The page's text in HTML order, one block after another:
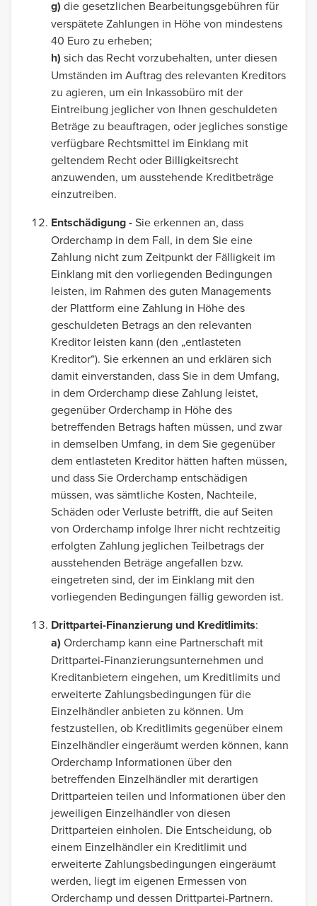
g) die gesetzlichen Bearbeitungsgebühren für
verspätete Zahlungen in Höhe von mindestens
40 Euro zu erheben;
h) sich das Recht vorzubehalten, unter diesen
Umständen im Auftrag des relevanten Kreditors
zu agieren, um ein Inkassobüro mit der
Eintreibung jeglicher von Ihnen geschuldeten
Beträge zu beauftragen, oder jegliches sonstige
verfügbare Rechtsmittel im Einklang mit
geltendem Recht oder Billigkeitsrecht
anzuwenden, um ausstehende Kreditbeträge
einzutreiben.
Entschädigung -Sie erkennen an, dass
Orderchamp in dem Fall, in dem Sie eine
Zahlung nicht zum Zeitpunkt der Fälligkeit im
Einklang mit den vorliegenden Bedingungen
leisten, im Rahmen des guten Managements
der Plattform eine Zahlung in Höhe des
geschuldeten Betrags an den relevanten
Kreditor leisten kann (den „entlasteten
Kreditor“). Sie erkennen an und erklären sich
damit einverstanden, dass Sie in dem Umfang,
in dem Orderchamp diese Zahlung leistet,
gegenüber Orderchamp in Höhe des
betreffenden Betrags haften müssen, und zwar
in demselben Umfang, in dem Sie gegenüber
dem entlasteten Kreditor hätten haften müssen,
und dass Sie Orderchamp entschädigen
müssen, was sämtliche Kosten, Nachteile,
Schäden oder Verluste betrifft, die auf Seiten
von Orderchamp infolge Ihrer nicht rechtzeitig
erfolgten Zahlung jeglichen Teilbetrags der
ausstehenden Beträge angefallen bzw.
eingetreten sind, der im Einklang mit den
vorliegenden Bedingungen fällig geworden ist.
Drittpartei-Finanzierung und Kreditlimits:
a) Orderchamp kann eine Partnerschaft mit
Drittpartei-Finanzierungsunternehmen und
Kreditanbietern eingehen, um Kreditlimits und
erweiterte Zahlungsbedingungen für die
Einzelhändler anbieten zu können. Um
festzustellen, ob Kreditlimits gegenüber einem
Einzelhändler eingeräumt werden können, kann
Orderchamp Informationen über den
betreffenden Einzelhändler mit derartigen
Drittparteien teilen und Informationen über den
jeweiligen Einzelhändler von diesen
Drittparteien einholen. Die Entscheidung, ob
einem Einzelhändler ein Kreditlimit und
erweiterte Zahlungsbedingungen eingeräumt
werden, liegt im eigenen Ermessen von
Orderchamp und dessen Drittpartei-Partnern.